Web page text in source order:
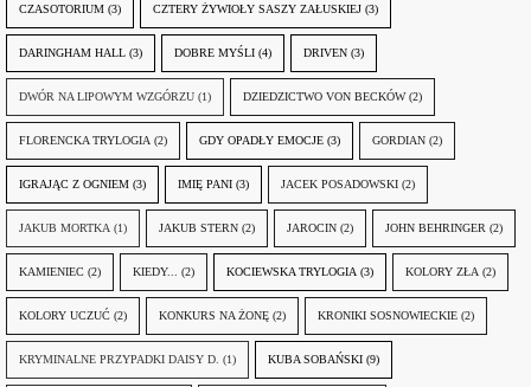
CZASOTORIUM (3) CZTERY ŻYWIOŁY SASZY ZAŁUSKIEJ (3)
DARINGHAM HALL (3) DOBRE MYŚLI (4) DRIVEN (3)
DWÓR NA LIPOWYM WZGÓRZU (1) DZIEDZICTWO VON BECKÓW (2)
FLORENCKA TRYLOGIA (2) GDY OPADŁY EMOCJE (3) GORDIAN (2)
IGRAJĄC Z OGNIEM (3) IMIĘ PANI (3) JACEK POSADOWSKI (2)
JAKUB MORTKA (1) JAKUB STERN (2) JAROCIN (2) JOHN BEHRINGER (2)
KAMIENIEC (2) KIEDY... (2) KOCIEWSKA TRYLOGIA (3) KOLORY ZŁA (2)
KOLORY UCZUĆ (2) KONKURS NA ŻONĘ (2) KRONIKI SOSNOWIECKIE (2)
KRYMINALNE PRZYPADKI DAISY D. (1) KUBA SOBAŃSKI (9)